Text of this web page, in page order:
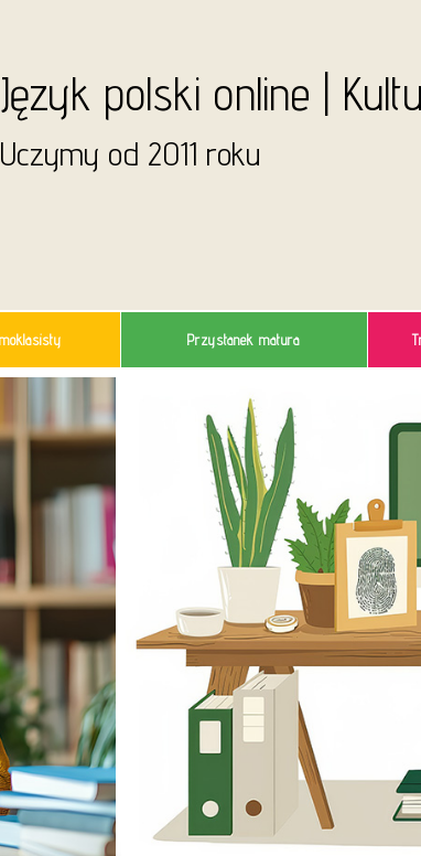
Język polski online |
Uczymy od 2011 roku
Przystanek matura